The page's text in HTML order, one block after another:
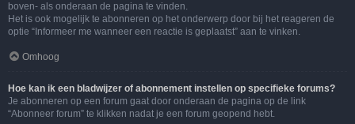
boven- als onderaan de pagina te vinden.
Het is ook mogelijk te abonneren op het onderwerp door bij het reageren de
optie “Informeer me wanneer een reactie is geplaatst” aan te vinken.
Omhoog
Hoe kan ik een bladwijzer of abonnement instellen op specifieke forums?
Je abonneren op een forum gaat door onderaan de pagina op de link
“Abonneer forum” te klikken nadat je een forum geopend hebt.